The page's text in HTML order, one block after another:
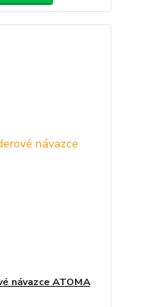
návazce ATOMA